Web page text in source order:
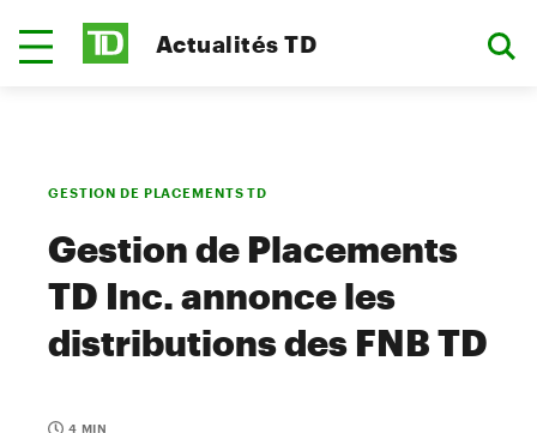
Actualités TD
GESTION DE PLACEMENTS TD
Gestion de Placements
TD Inc. annonce les
distributions des FNB TD
4 MIN